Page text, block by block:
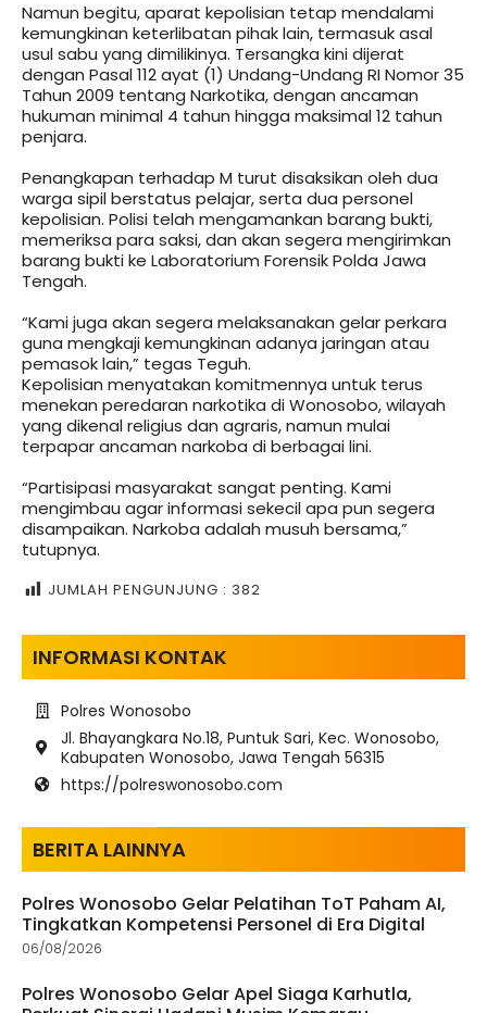
Namun begitu, aparat kepolisian tetap mendalami
kemungkinan keterlibatan pihak lain, termasuk asal
usul sabu yang dimilikinya. Tersangka kini dijerat
dengan Pasal 112 ayat (1) Undang-Undang RI Nomor 35
Tahun 2009 tentang Narkotika, dengan ancaman
hukuman minimal 4 tahun hingga maksimal 12 tahun
penjara.
Penangkapan terhadap M turut disaksikan oleh dua
warga sipil berstatus pelajar, serta dua personel
kepolisian. Polisi telah mengamankan barang bukti,
memeriksa para saksi, dan akan segera mengirimkan
barang bukti ke Laboratorium Forensik Polda Jawa
Tengah.
“Kami juga akan segera melaksanakan gelar perkara
guna mengkaji kemungkinan adanya jaringan atau
pemasok lain,” tegas Teguh.
Kepolisian menyatakan komitmennya untuk terus
menekan peredaran narkotika di Wonosobo, wilayah
yang dikenal religius dan agraris, namun mulai
terpapar ancaman narkoba di berbagai lini.
“Partisipasi masyarakat sangat penting. Kami
mengimbau agar informasi sekecil apa pun segera
disampaikan. Narkoba adalah musuh bersama,”
tutupnya.
JUMLAH PENGUNJUNG : 382
INFORMASI KONTAK
Polres Wonosobo
Jl. Bhayangkara No.18, Puntuk Sari, Kec. Wonosobo,
Kabupaten Wonosobo, Jawa Tengah 56315
https://polreswonosobo.com
BERITA LAINNYA
Polres Wonosobo Gelar Pelatihan ToT Paham AI,
Tingkatkan Kompetensi Personel di Era Digital
06/08/2026
Polres Wonosobo Gelar Apel Siaga Karhutla,